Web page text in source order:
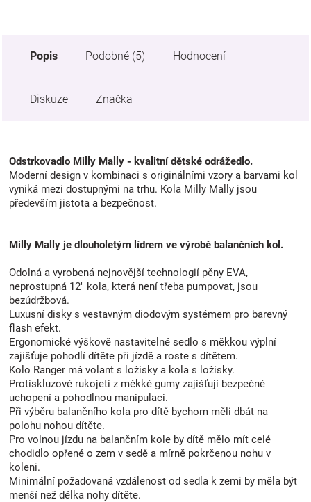
Popis Podobné (5) Hodnocení
Diskuze Značka
Odstrkovadlo Milly Mally - kvalitní dětské odrážedlo.
Moderní design v kombinaci s originálními vzory a barvami kol
vyniká mezi dostupnými na trhu. Kola Milly Mally jsou
především jistota a bezpečnost.
Milly Mally je dlouholetým lídrem ve výrobě balančních kol.
Odolná a vyrobená nejnovější technologií pěny EVA,
neprostupná 12" kola, která není třeba pumpovat, jsou
bezúdržbová.
Luxusní disky s vestavným diodovým systémem pro barevný
flash efekt.
Ergonomické výškově nastavitelné sedlo s měkkou výplní
zajišťuje pohodlí dítěte při jízdě a roste s dítětem.
Kolo Ranger má volant s ložisky a kola s ložisky.
Protiskluzové rukojeti z měkké gumy zajišťují bezpečné
uchopení a pohodlnou manipulaci.
Při výběru balančního kola pro dítě bychom měli dbát na
polohu nohou dítěte.
Pro volnou jízdu na balančním kole by dítě mělo mít celé
chodidlo opřené o zem v sedě a mírně pokrčenou nohu v
koleni.
Minimální požadovaná vzdálenost od sedla k zemi by měla být
menší než délka nohy dítěte.